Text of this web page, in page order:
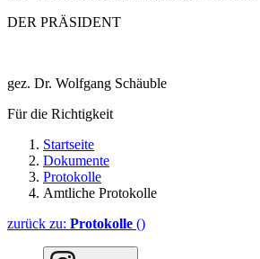
DER PRÄSIDENT
gez. Dr. Wolfgang Schäuble
Für die Richtigkeit
Startseite
Dokumente
Protokolle
Amtliche Protokolle
zurück zu: Protokolle ()